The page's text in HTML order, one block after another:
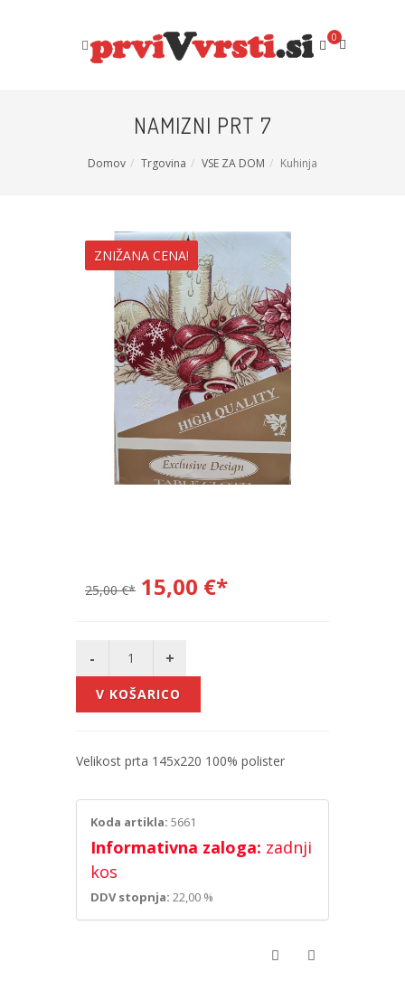
0
NAMIZNI PRT 7
Domov Trgovina VSE ZA DOM Kuhinja
ZNIŽANA CENA!
25,00 €* 15,00 €*
V KOŠARICO
Velikost prta 145x220 100% polister
Koda artikla: 5661
Informativna zaloga: zadnji
kos
DDV stopnja: 22,00 %